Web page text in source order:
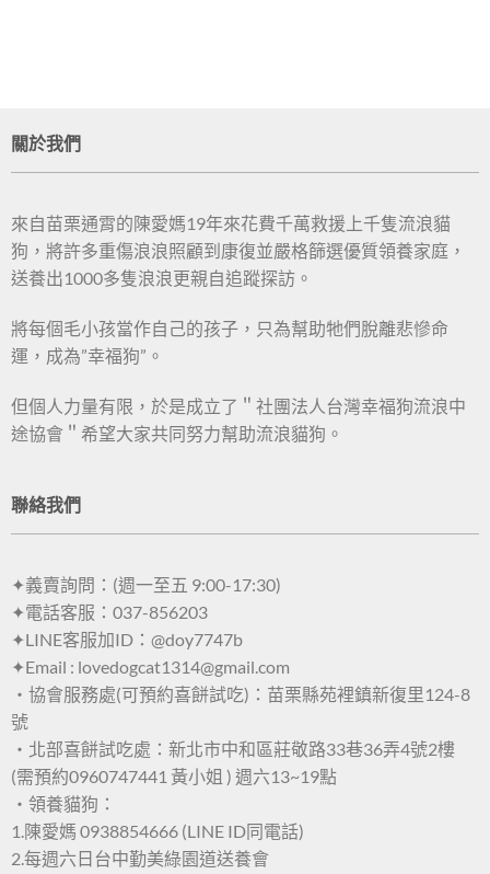
關於我們
來自苗栗通霄的陳愛媽19年來花費千萬救援上千隻流浪貓
狗，將許多重傷浪浪照顧到康復並嚴格篩選優質領養家庭，
送養出1000多隻浪浪更親自追蹤探訪。
將每個毛小孩當作自己的孩子，只為幫助牠們脫離悲慘命
運，成為”幸福狗”。
但個人力量有限，於是成立了＂社團法人台灣幸福狗流浪中
途協會＂希望大家共同努力幫助流浪貓狗。
聯絡我們
✦義賣詢問：(週一至五 9:00-17:30)
✦電話客服：037-856203
✦LINE客服加ID：@doy7747b
✦Email : lovedogcat1314@gmail.com
・協會服務處(可預約喜餅試吃)：苗栗縣苑裡鎮新復里124-8
號
・北部喜餅試吃處：新北市中和區莊敬路33巷36弄4號2樓
(需預約0960747441 黃小姐 ) 週六13~19點
・領養貓狗：
1.陳愛媽 0938854666 (LINE ID同電話)
2.每週六日台中勤美綠園道送養會